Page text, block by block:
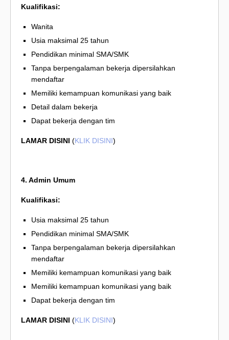
Kualifikasi:
Wanita
Usia maksimal 25 tahun
Pendidikan minimal SMA/SMK
Tanpa berpengalaman bekerja dipersilahkan
mendaftar
Memiliki kemampuan komunikasi yang baik
Detail dalam bekerja
Dapat bekerja dengan tim
LAMAR DISINI (KLIK DISINI)
4. Admin Umum
Kualifikasi:
Usia maksimal 25 tahun
Pendidikan minimal SMA/SMK
Tanpa berpengalaman bekerja dipersilahkan
mendaftar
Memiliki kemampuan komunikasi yang baik
Memiliki kemampuan komunikasi yang baik
Dapat bekerja dengan tim
LAMAR DISINI (KLIK DISINI)